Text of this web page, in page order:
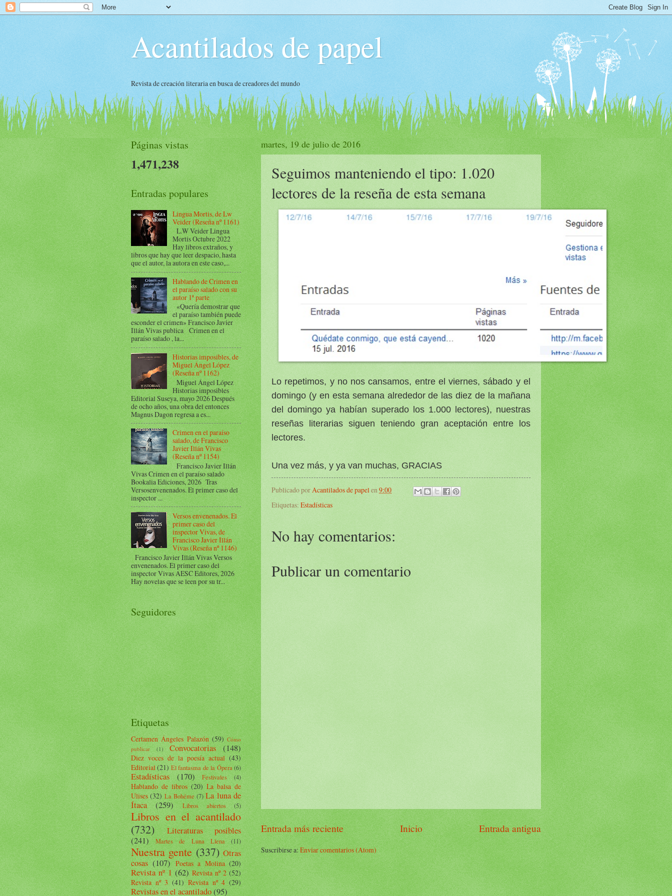
Acantilados de papel
Revista de creación literaria en busca de creadores del mundo
martes, 19 de julio de 2016
Seguimos manteniendo el tipo: 1.020
lectores de la reseña de esta semana
Lo repetimos, y no nos cansamos, entre el viernes, sábado y el
domingo (y en esta semana alrededor de las diez de la mañana
del domingo ya habían superado los 1.000 lectores), nuestras
reseñas literarias siguen teniendo gran aceptación entre los
lectores.
Una vez más, y ya van muchas, GRACIAS
Publicado porAcantilados de papelen9:00
Etiquetas: Estadísticas
No hay comentarios:
Publicar un comentario
Entrada más reciente Entrada antigua
Inicio
Suscribirse a:Enviar comentarios (Atom)
Páginas vistas
1,471,238
Entradas populares
Lingua Mortis, de Lw
Veider (Reseña nº 1161)
L.W Veider Lingua
Mortis Octubre 2022
Hay libros extraños, y
libros que hay que leer despacio, hasta
que el autor, la autora en este caso,...
Hablando de Crimen en
el paraíso salado con su
autor 1ª parte
«Quería demostrar que
el paraíso también puede
esconder el crimen» Francisco Javier
Illán Vivas publica Crimen en el
paraíso salado , la...
Historias imposibles, de
Miguel Ángel López
(Reseña nº 1162)
Miguel Ángel López
Historias imposibles
Editorial Suseya, mayo 2026 Después
de ocho años, una obra del entonces
Magnus Dagon regresa a es...
Crimen en el paraíso
salado, de Francisco
Javier Illán Vivas
(Reseña nº 1154)
Francisco Javier Illán
Vivas Crimen en el paraíso salado
Bookalia Ediciones, 2026 Tras
Versosenvenenados. El primer caso del
inspector ...
Versos envenenados. El
primer caso del
inspector Vivas, de
Francisco Javier Illán
Vivas (Reseña nº 1146)
Francisco Javier Illán Vivas Versos
envenenados. El primer caso del
inspector Vivas AESC Editores, 2026
Hay novelas que se leen por su tr...
Seguidores
Etiquetas
Certamen Ángeles Palazón (59) Cómo
publicar
(1) Convocatorias (148)
Diez voces de la poesía actual (43)
Editorial (21) El fantasma de la Ópera (6)
Estadísticas (170) Festivales (4)
Hablando de libros (20) La balsa de
Ulises (32) La Bohéme (7) La luna de
Ítaca
(259) Libros abiertos (5)
Libros en el acantilado
(732)
Literaturas posibles
(241)
Martes de Luna Llena (11)
Nuestra gente (337) Otras
cosas (107) Poetas a Molina (20)
Revista nº 1 (62) Revista nº 2 (52)
Revista nº 3 (41) Revista nº 4 (29)
Revistas en el acantilado(95)